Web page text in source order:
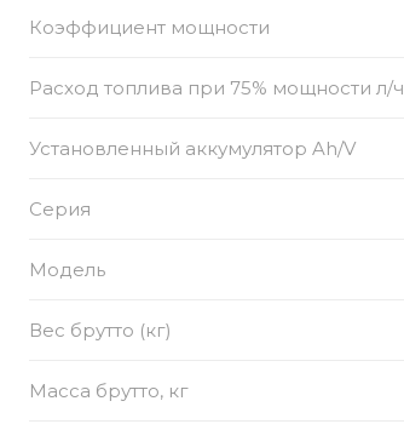
Коэффициент мощности
Расход топлива при 75% мощности л/ч
Установленный аккумулятор Ah/V
Серия
Модель
Вес брутто (кг)
Масса брутто, кг